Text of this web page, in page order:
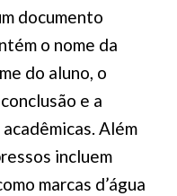
documento
o nome da
do aluno, o
e a
Além
incluem
marcas d’água